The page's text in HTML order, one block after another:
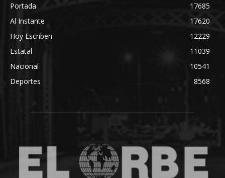
Portada
17685
Al Instante
17620
Hoy Escriben
12229
Estatal
11039
Nacional
10541
Deportes
8568